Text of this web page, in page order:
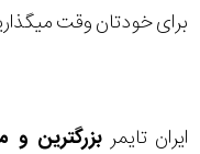
برای خودتان وقت
ایران تایمر بزرگترین و